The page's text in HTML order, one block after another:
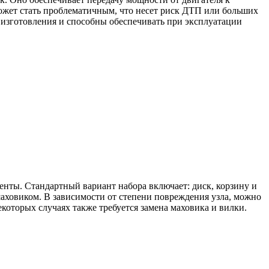
стать проблематичным, что несет риск ДТП или больших
и способны обеспечивать при эксплуатации
Стандартный вариант набора включает: диск, корзину и
В зависимости от степени повреждения узла, можно
случаях также требуется замена маховика и вилки.